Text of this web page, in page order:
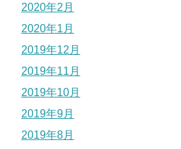
2020年2月
2020年1月
2019年12月
2019年11月
2019年10月
2019年9月
2019年8月